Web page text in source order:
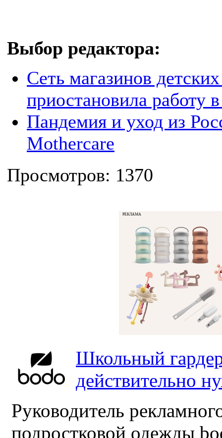
Выбор редактора:
Сеть магазинов
приостановила работу
Пандемия и уход из
Mothercare
Просмотров: 1370
РЕКЛАМА
Школьный
действительно
Руководитель
подростковой одежды